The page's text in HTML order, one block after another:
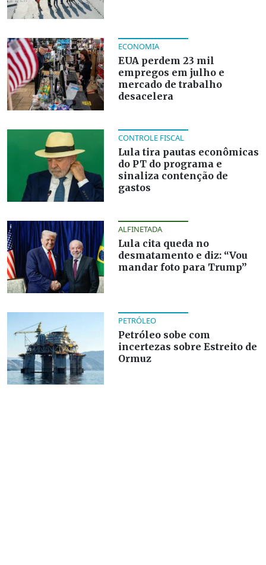
ECONOMIA
EUA perdem 23 mil
empregos em julho e
mercado de trabalho
desacelera
CONTROLE FISCAL
Lula tira pautas econômicas
do PT do programa e
sinaliza contenção de
gastos
ALFINETADA
Lula cita queda no
desmatamento e diz: “Vou
mandar foto para Trump”
PETRÓLEO
Petróleo sobe com
incertezas sobre Estreito de
Ormuz